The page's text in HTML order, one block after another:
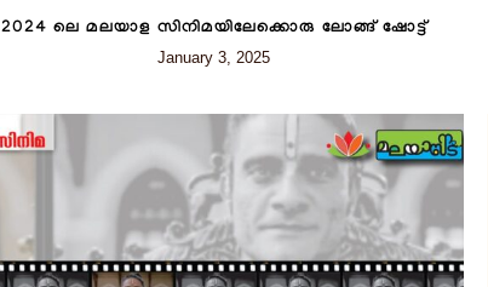
2024 ലെ മലയാള സിനിമയിലേക്കൊരു ലോങ്ങ് ഷോട്ട്
January 3, 2025